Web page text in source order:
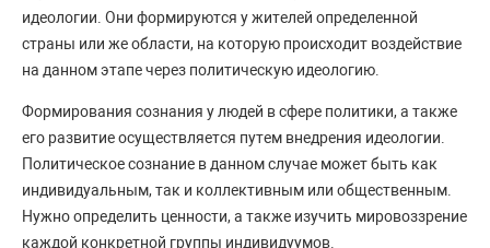
идеологии. Они формируются у жителей определенной
страны или же области, на которую происходит воздействие
на данном этапе через политическую идеологию.
Формирования сознания у людей в сфере политики, а также
его развитие осуществляется путем внедрения идеологии.
Политическое сознание в данном случае может быть как
индивидуальным, так и коллективным или общественным.
Нужно определить ценности, а также изучить мировоззрение
каждой конкретной группы индивидуумов.